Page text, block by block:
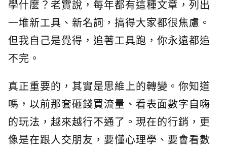
學什麼？老實說，每年都有這種文章，列出
一堆新工具、新名詞，搞得大家都很焦慮。
但我自己是覺得，追著工具跑，你永遠都追
不完。
真正重要的，其實是思維上的轉變。你知道
嗎，以前那套砸錢買流量、看表面數字自嗨
的玩法，越來越行不通了。現在的行銷，更
像是在跟人交朋友，要懂心理學、要會看數